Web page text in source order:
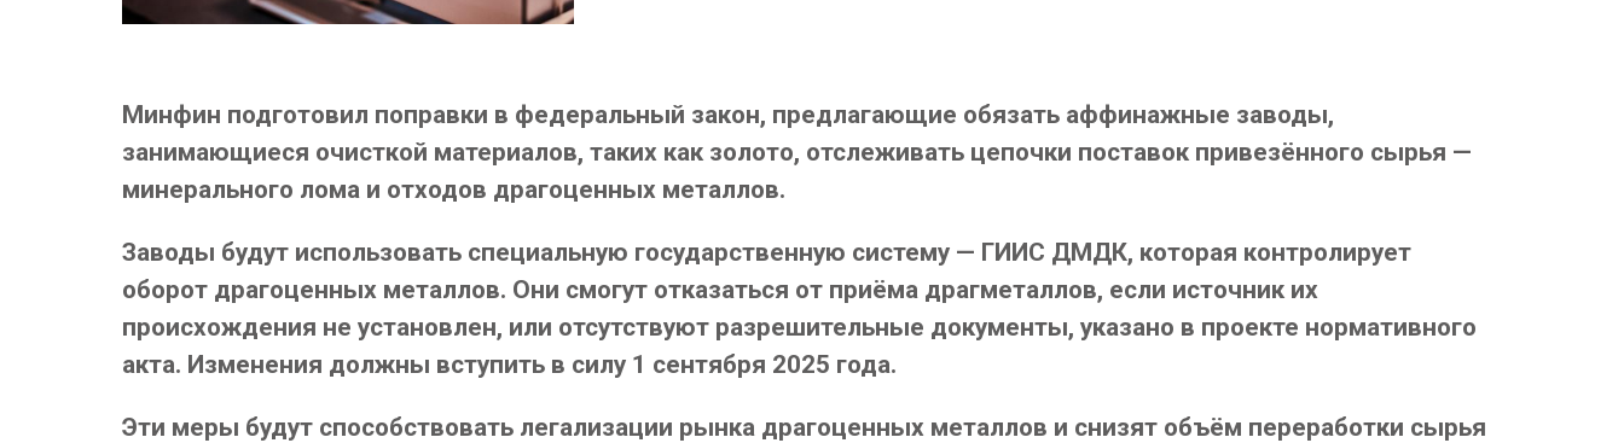
Минфин подготовил поправки в федеральный закон, предлагающие обязать аффинажные заводы,
занимающиеся очисткой материалов, таких как золото, отслеживать цепочки поставок привезённого сырья —
минерального лома и отходов драгоценных металлов.
Заводы будут использовать специальную государственную систему — ГИИС ДМДК, которая контролирует
оборот драгоценных металлов. Они смогут отказаться от приёма драгметаллов, если источник их
происхождения не установлен, или отсутствуют разрешительные документы, указано в проекте нормативного
акта. Изменения должны вступить в силу 1 сентября 2025 года.
Эти меры будут способствовать легализации рынка драгоценных металлов и снизят объём переработки сырья